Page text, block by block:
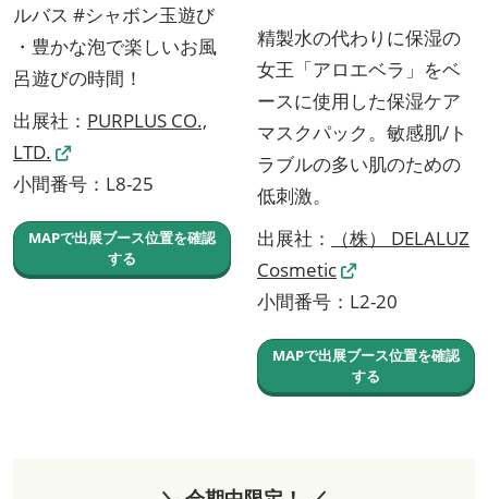
ルバス #シャボン玉遊び
・豊かな泡で楽しいお風
呂遊びの時間！
出展社： PURPLUS CO.,
LTD.
小間番号：L8-25
MAPで出展ブース位置を確認
する
精製水の代わりに保湿の
女王「アロエベラ」をベ
ースに使用した保湿ケア
マスクパック。敏感肌/ト
ラブルの多い肌のための
低刺激。
出展社：
（株） DELALUZ
Cosmetic
小間番号：L2-20
MAPで出展ブース位置を確認
する